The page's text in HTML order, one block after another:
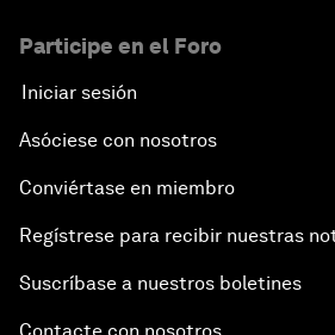
Participe en el Foro
Iniciar sesión
Asóciese con nosotros
Conviértase en miembro
Regístrese para recibir nuestras
Suscríbase a nuestros boletines